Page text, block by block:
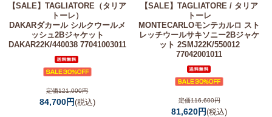
【SALE】TAGLIATORE（タリア
トーレ）
DAKARダカール シルクウールメ
ッシュ2Bジャケット
DAKAR22K/440038 77041003011
定価121,000円
84,700円(税込)
【SALE】TAGLIATORE / タリア
トーレ
MONTECARLOモンテカルロ スト
レッチウールサキソニー2Bジャケ
ット 2SMJ22K/550012
77042001011
定価116,600円
81,620円(税込)